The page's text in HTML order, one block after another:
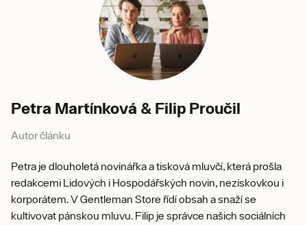
Petra Martínková & Filip Proučil
Autor článku
Petra je dlouholetá novinářka a tisková mluvčí, která prošla
redakcemi Lidových i Hospodářských novin, neziskovkou i
korporátem. V Gentleman Store řídí obsah a snaží se
kultivovat pánskou mluvu. Filip je správce našich sociálních